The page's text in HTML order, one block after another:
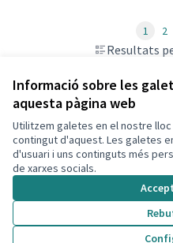
Informació sobre les
aquesta pàgina web
Utilitzem galetes en el nostre
contingut d'aquest. Les galetes
d'usuari i uns continguts més
de xarxes socials.
Resultats
1 2
Termes i condicions d'ús
Configuració de les galetes
Decidim Calafell a X
(Enllaç extern)
Decidim Calafell a Facebook
Decidim Calafell a
Decidim Calafell a
(Enllaç extern)